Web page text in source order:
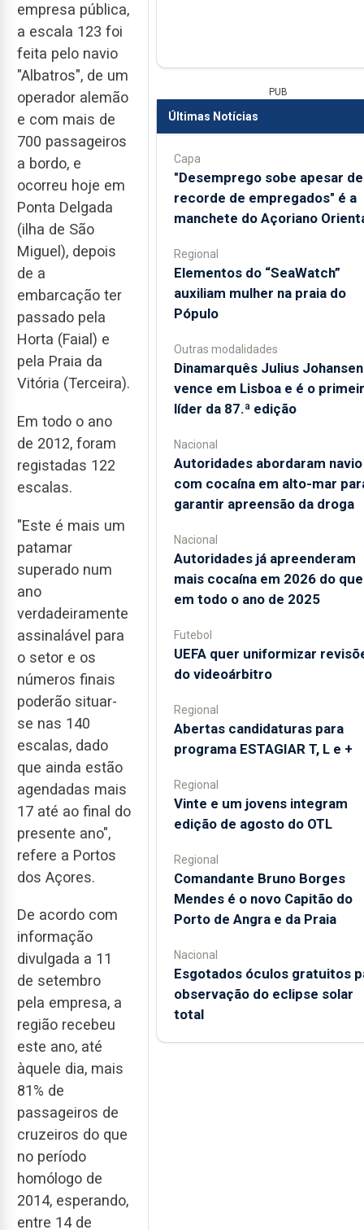
empresa pública,
a escala 123 foi
feita pelo navio
"Albatros", de um
operador alemão
e com mais de
700 passageiros
a bordo, e
ocorreu hoje em
Ponta Delgada
(ilha de São
Miguel), depois
de a
embarcação ter
passado pela
Horta (Faial) e
pela Praia da
Vitória (Terceira).
Em todo o ano
de 2012, foram
registadas 122
escalas.
"Este é mais um
patamar
superado num
ano
verdadeiramente
assinalável para
o setor e os
números finais
poderão situar-
se nas 140
escalas, dado
que ainda estão
agendadas mais
17 até ao final do
presente ano",
refere a Portos
dos Açores.
De acordo com
informação
divulgada a 11
de setembro
pela empresa, a
região recebeu
este ano, até
àquele dia, mais
81% de
passageiros de
cruzeiros do que
no período
homólogo de
2014, esperando,
entre 14 de
PUB
Últimas Notícias
Capa
"Desemprego sobe apesar de
recorde de empregados" é a
manchete do Açoriano
Regional
​Elementos do “SeaWatch”
auxiliam mulher na praia do
Pópulo
Outras modalidades
Dinamarquês Julius Johansen
vence em Lisboa e é o
líder da 87.ª edição
Nacional
Autoridades abordaram navio
com cocaína em alto-mar
garantir apreensão da droga
Nacional
Autoridades já apreenderam
mais cocaína em 2026 do que
em todo o ano de 2025
Futebol
UEFA quer uniformizar
do videoárbitro
Regional
Abertas candidaturas para
programa ESTAGIAR T, L e +
Regional
Vinte e um jovens integram
edição de agosto do OTL
Regional
Comandante Bruno Borges
Mendes é o novo Capitão do
Porto de Angra e da Praia
Nacional
Esgotados óculos gratuitos
observação do eclipse solar
total